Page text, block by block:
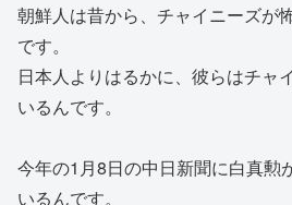
朝鮮人は昔から、チャイニーズが
です。
日本人よりはるかに、彼らはチャ
いるんです。
今年の1月8日の中日新聞に白真勲
いるんです。